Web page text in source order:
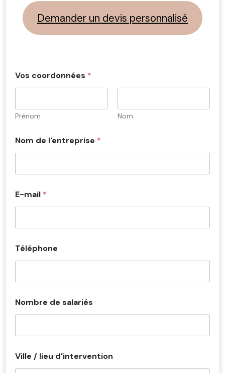
Demander un devis personnalisé
Vos coordonnées *
Prénom Nom
Nom de l'entreprise *
E-mail *
Téléphone
a
l
r
é
s
Nombre de salariés
Ville / lieu d'intervention